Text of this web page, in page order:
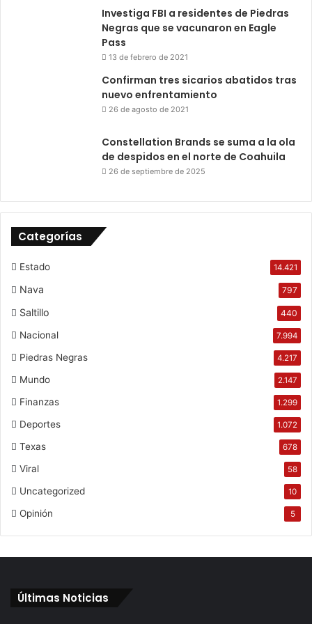
Investiga FBI a residentes de Piedras
Negras que se vacunaron en Eagle
Pass
13 de febrero de 2021
Confirman tres sicarios abatidos tras
nuevo enfrentamiento
26 de agosto de 2021
Constellation Brands se suma a la ola
de despidos en el norte de Coahuila
26 de septiembre de 2025
Categorías
Estado 14.421
Nava 797
Saltillo 440
Nacional 7.994
Piedras Negras 4.217
Mundo 2.147
Finanzas 1.299
Deportes 1.072
Texas 678
Viral 58
Uncategorized 10
Opinión 5
Últimas Noticias